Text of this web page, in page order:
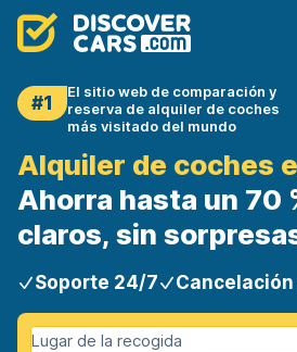
#1
El sitio web de comparación y
reserva de alquiler de coches
más visitado del mundo
Alquiler de coches
Ahorra hasta un 70
claros, sin
Soporte 24/7
Lugar de la recogida